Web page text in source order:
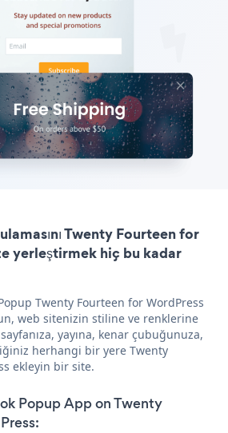
Twenty Fourteen for
yerleştirmek hiç bu kadar
Twenty Fourteen for WordPress
web sitenizin stiline ve renklerine
yayına, kenar çubuğunuza,
herhangi bir yere Twenty
ekleyin bir site.
Popup App on Twenty